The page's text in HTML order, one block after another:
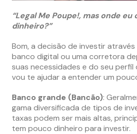
“Legal Me Poupe!, mas onde
dinheiro?”
Bom, a decisão de investir
banco digital ou uma corretora
suas necessidades e do seu perfil
vou te ajudar a entender um
Banco grande (Bancão):
gama diversificada de tipos de
taxas podem ser mais altas,
tem pouco dinheiro para investir.